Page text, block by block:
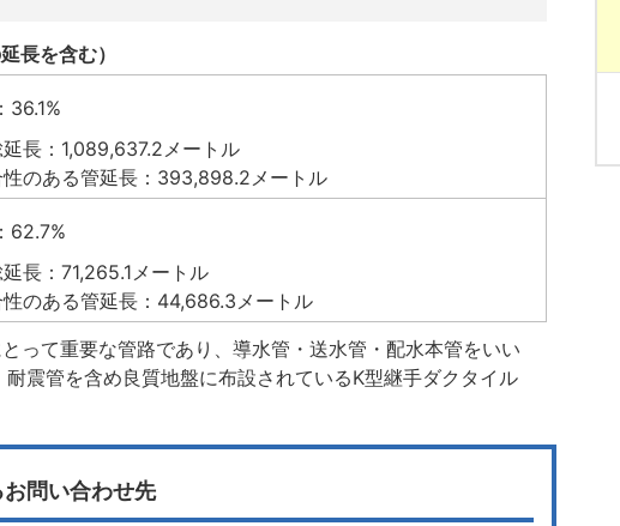
長を含む）
36.1%
長：1,089,637.2メートル
性のある管延長：393,898.2メートル
62.7%
長：71,265.1メートル
のある管延長：44,686.3メートル
って重要な管路であり、導水管・送水管・配水本管をいい
震管を含め良質地盤に布設されているK型継手ダクタイル
問い合わせ先